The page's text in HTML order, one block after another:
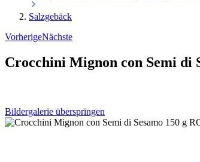
Salzgebäck
VorherigeNächste
Crocchini Mignon con Semi di
Bildergalerie überspringen